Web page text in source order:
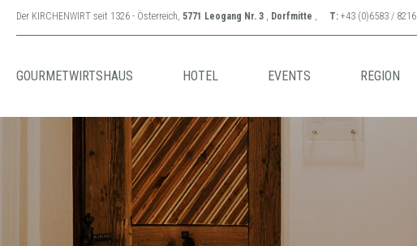
Der KIRCHENWIRT seit 1326 - Österreich, 5771 Leogang Nr. 3 , Dorfmitte , T: +43 (0)6583 / 8216
GOURMETWIRTSHAUS HOTEL EVENTS REGION